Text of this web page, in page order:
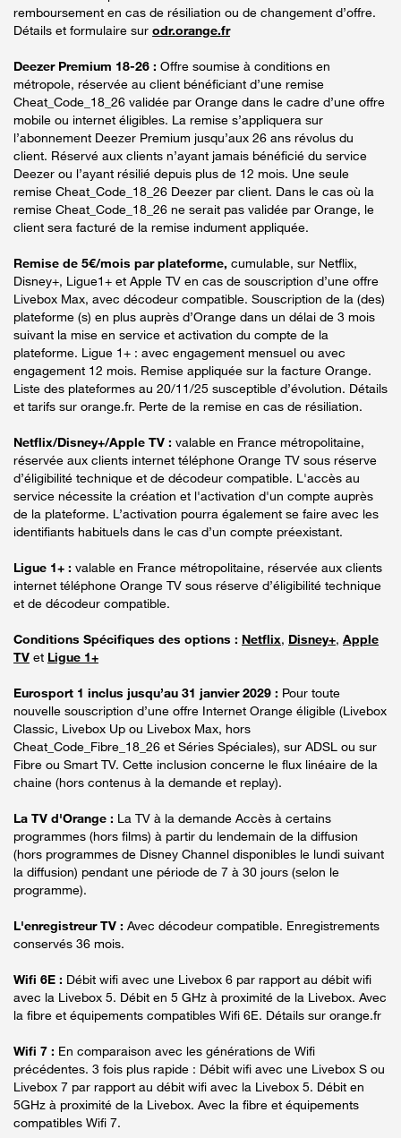
remboursement en cas de résiliation ou de changement d’offre.
Détails et formulaire sur odr.orange.fr
Deezer Premium 18-26 : Offre soumise à conditions en
métropole, réservée au client bénéficiant d’une remise
Cheat_Code_18_26 validée par Orange dans le cadre d’une offre
mobile ou internet éligibles. La remise s’appliquera sur
l’abonnement Deezer Premium jusqu’aux 26 ans révolus du
client. Réservé aux clients n’ayant jamais bénéficié du service
Deezer ou l’ayant résilié depuis plus de 12 mois. Une seule
remise Cheat_Code_18_26 Deezer par client. Dans le cas où la
remise Cheat_Code_18_26 ne serait pas validée par Orange, le
client sera facturé de la remise indument appliquée.
Remise de 5€/mois par plateforme, cumulable, sur Netflix,
Disney+, Ligue1+ et Apple TV en cas de souscription d’une offre
Livebox Max, avec décodeur compatible. Souscription de la (des)
plateforme (s) en plus auprès d’Orange dans un délai de 3 mois
suivant la mise en service et activation du compte de la
plateforme. Ligue 1+ : avec engagement mensuel ou avec
engagement 12 mois. Remise appliquée sur la facture Orange.
Liste des plateformes au 20/11/25 susceptible d’évolution. Détails
et tarifs sur orange.fr. Perte de la remise en cas de résiliation.
Netflix/Disney+/Apple TV : valable en France métropolitaine,
réservée aux clients internet téléphone Orange TV sous réserve
d’éligibilité technique et de décodeur compatible. L'accès au
service nécessite la création et l'activation d'un compte auprès
de la plateforme. L’activation pourra également se faire avec les
identifiants habituels dans le cas d’un compte préexistant.
Ligue 1+ : valable en France métropolitaine, réservée aux clients
internet téléphone Orange TV sous réserve d’éligibilité technique
et de décodeur compatible.
Conditions Spécifiques des options : Netflix, Disney+, Apple
TV et Ligue 1+
Eurosport 1 inclus jusqu’au 31 janvier 2029 : Pour toute
nouvelle souscription d’une offre Internet Orange éligible (Livebox
Classic, Livebox Up ou Livebox Max, hors
Cheat_Code_Fibre_18_26 et Séries Spéciales), sur ADSL ou sur
Fibre ou Smart TV. Cette inclusion concerne le flux linéaire de la
chaine (hors contenus à la demande et replay).
La TV d'Orange : La TV à la demande Accès à certains
programmes (hors films) à partir du lendemain de la diffusion
(hors programmes de Disney Channel disponibles le lundi suivant
la diffusion) pendant une période de 7 à 30 jours (selon le
programme).
L'enregistreur TV : Avec décodeur compatible. Enregistrements
conservés 36 mois.
Wifi 6E : Débit wifi avec une Livebox 6 par rapport au débit wifi
avec la Livebox 5. Débit en 5 GHz à proximité de la Livebox. Avec
la fibre et équipements compatibles Wifi 6E. Détails sur orange.fr
Wifi 7 : En comparaison avec les générations de Wifi
précédentes. 3 fois plus rapide : Débit wifi avec une Livebox S ou
Livebox 7 par rapport au débit wifi avec la Livebox 5. Débit en
5GHz à proximité de la Livebox. Avec la fibre et équipements
compatibles Wifi 7.